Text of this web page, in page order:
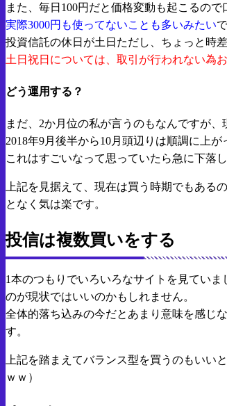
また、毎日100円だと価格変動も起こるので
実際3000円も使ってないことも多いみたい
投資信託の休日が土日ただし、ちょっと時
土日祝日については、取引が行われない為
どう運用する？
まだ、2か月位の私が言うのもなんですが
2018年9月後半から10月頭辺りは順調に上
これはすごいなって思っていたら急に下落
上記を見据えて、現在は買う時期でもあ
となく気は楽です。
投信は複数買いをする
1本のつもりでいろいろなサイトを見てい
のが現状ではいいのかもしれません。
全体的落ち込みの今だとあまり意味を感じな
す。
上記を踏まえてバランス型を買うのもい
ｗｗ）